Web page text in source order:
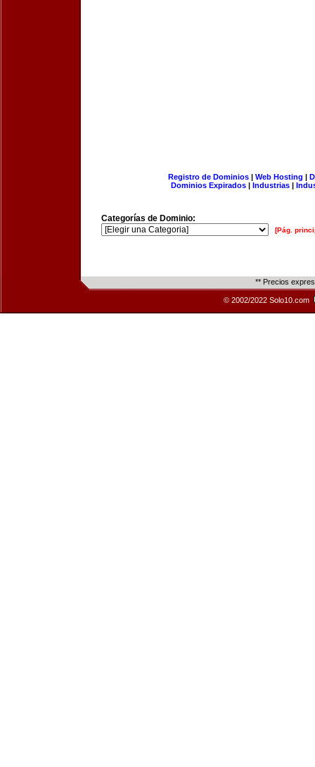
Registro de Dominios| Web Hosting |
Dominios Expirados | Industrias |
Categorías de Dominio:
[Pág.
** Precios
© 2002/2022 Solo10.com